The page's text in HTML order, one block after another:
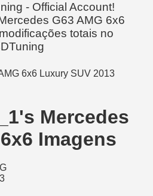
- Official Account!
G63 AMG 6x6
totais no
Mercedes
Imagens